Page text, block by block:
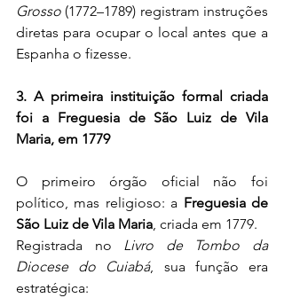
Grosso (1772–1789) registram instruções
diretas para ocupar o local antes que a
Espanha o fizesse.
3. A primeira instituição formal criada
foi a Freguesia de São Luiz de Vila
Maria, em 1779
O primeiro órgão oficial não foi
político, mas religioso: a Freguesia de
São Luiz de Vila Maria, criada em 1779.
Registrada no Livro de Tombo da
Diocese do Cuiabá, sua função era
estratégica: